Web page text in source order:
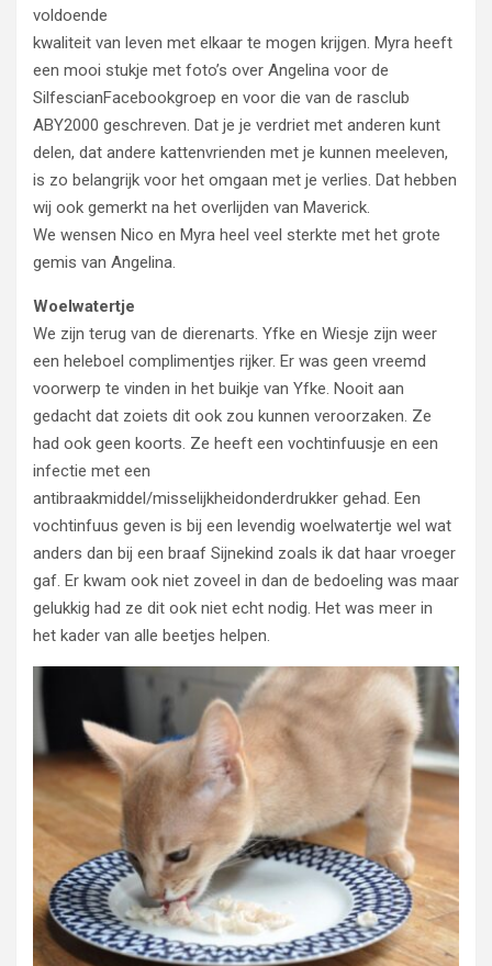
voldoende
kwaliteit van leven met elkaar te mogen krijgen. Myra heeft
een mooi stukje met foto’s over Angelina voor de
SilfescianFacebookgroep en voor die van de rasclub
ABY2000 geschreven. Dat je je verdriet met anderen kunt
delen, dat andere kattenvrienden met je kunnen meeleven,
is zo belangrijk voor het omgaan met je verlies. Dat hebben
wij ook gemerkt na het overlijden van Maverick.
We wensen Nico en Myra heel veel sterkte met het grote
gemis van Angelina.
Woelwatertje
We zijn terug van de dierenarts. Yfke en Wiesje zijn weer
een heleboel complimentjes rijker. Er was geen vreemd
voorwerp te vinden in het buikje van Yfke. Nooit aan
gedacht dat zoiets dit ook zou kunnen veroorzaken. Ze
had ook geen koorts. Ze heeft een vochtinfuusje en een
infectie met een
antibraakmiddel/misselijkheidonderdrukker gehad. Een
vochtinfuus geven is bij een levendig woelwatertje wel wat
anders dan bij een braaf Sijnekind zoals ik dat haar vroeger
gaf. Er kwam ook niet zoveel in dan de bedoeling was maar
gelukkig had ze dit ook niet echt nodig. Het was meer in
het kader van alle beetjes helpen.